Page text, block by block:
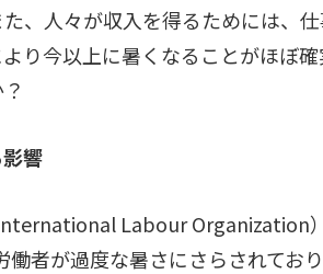
、人々が収入を得るためには、
り今以上に暑くなることがほぼ
響
Labour Organization
者が過度な暑さにさらされてお